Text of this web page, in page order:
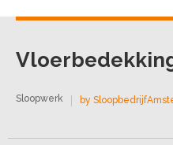
by
Sloopwerk